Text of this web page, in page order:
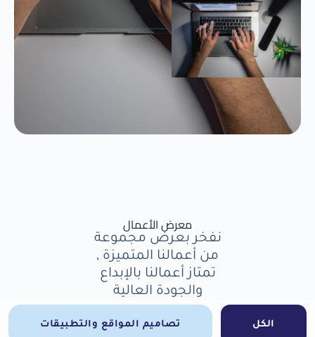
معرض الأعمال
نفخر بعرض مجموعة
من أعمالنا المتميزة ,
تمتاز أعمالنا بالإبداع
والجودة العالية
الكل تصاميم المواقع والتطبيقات